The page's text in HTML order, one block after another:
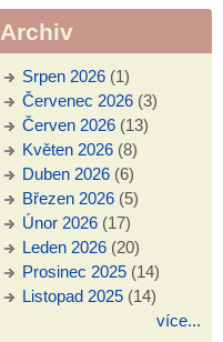
Archiv
Srpen 2026(1)
Červenec 2026(3)
Červen 2026(13)
Květen 2026(8)
Duben 2026(6)
Březen 2026(5)
Únor 2026(17)
Leden 2026(20)
Prosinec 2025(14)
Listopad 2025(14)
více...